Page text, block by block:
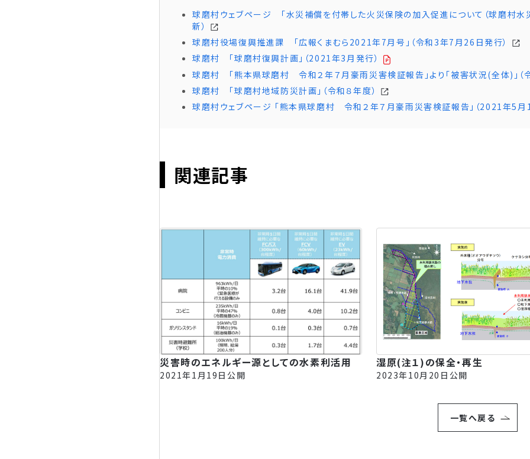
球磨村ウェブページ 「水災補償を付帯した火災保険の加入促進について（球磨村水
新）
球磨村役場復興推進課 「広報くまむら2021年7月号」（令和3年7月26日発行）
球磨村 「球磨村復興計画」（2021年3月発行）
球磨村 「熊本県球磨村 令和２年７月豪雨災害検証報告」より「被害状況(全体)」（
球磨村 「球磨村地域防災計画」（令和８年度）
球磨村ウェブページ 「熊本県球磨村 令和２年７月豪雨災害検証報告」（2021年5
関連記事
災害時のエネルギー源としての水素利活用
2021年1月19日公開
湿原(注１)の保全・再生
2023年10月20日公開
一覧へ戻る